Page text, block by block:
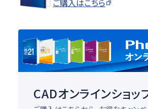
ご購入はこちら
CADオンラインショッ